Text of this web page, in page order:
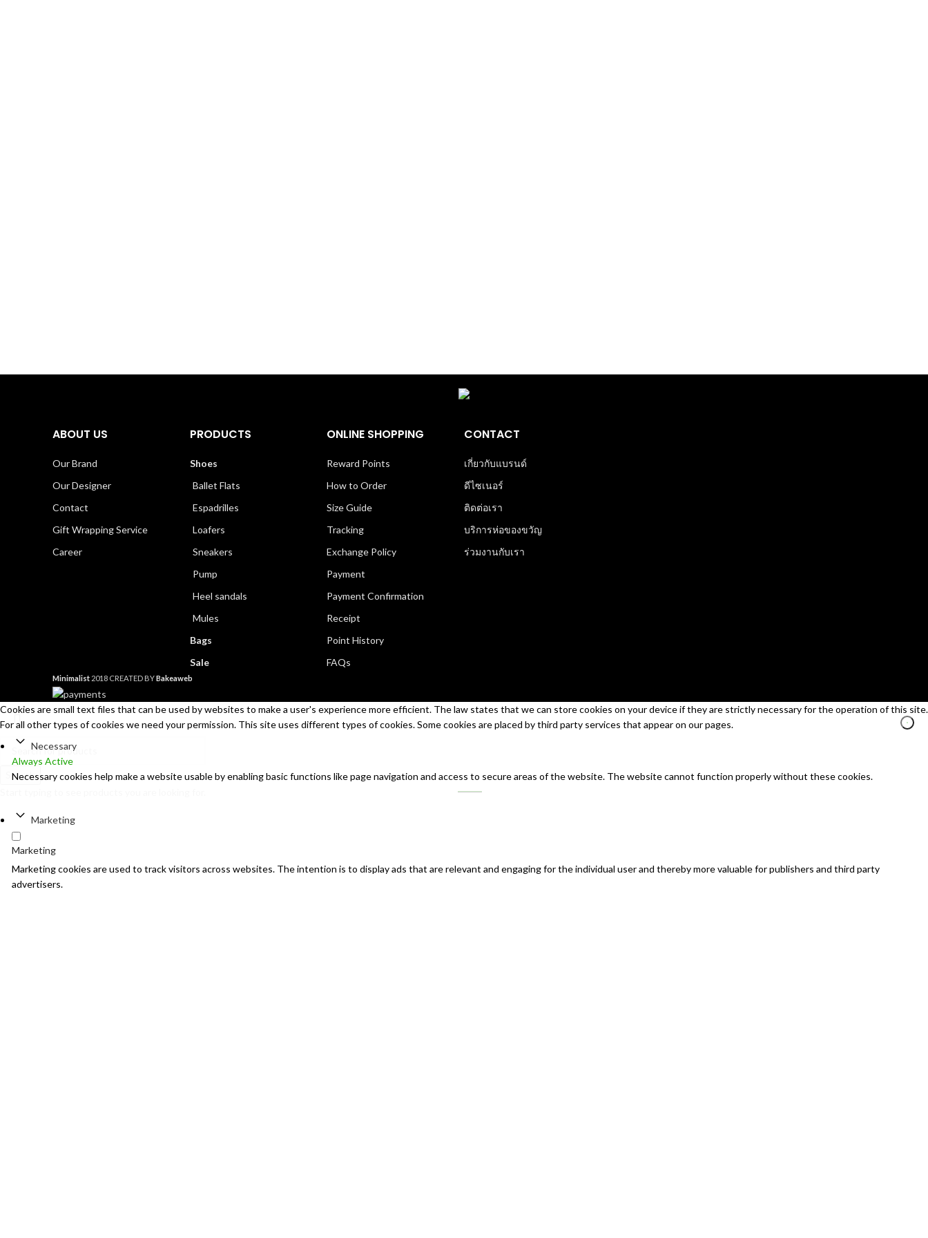
ABOUT US
Our Brand
Our Designer
Contact
Gift Wrapping Service
Career
PRODUCTS
Shoes
Ballet Flats
Espadrilles
Loafers
Sneakers
Pump
Heel sandals
Mules
Bags
Sale
ONLINE SHOPPING
Reward Points
How to Order
Size Guide
Tracking
Exchange Policy
Payment
Payment Confirmation
Receipt
Point History
FAQs
CONTACT
เกี่ยวกับแบรนด์
ดีไซเนอร์
ติดต่อเรา
บริการห่อของขวัญ
ร่วมงานกับเรา
Minimalist 2018 CREATED BYBakeaweb
Search
Cookies are small text files that can be used by websites to make a user's experience more efficient. The law states that we can store cookies on your device if they are strictly necessary for the operation of this site.
For all other types of cookies we need your permission. This site uses different types of cookies. Some cookies are placed by third party services that appear on our pages.
Necessary
Always Active
Necessary cookies help make a website usable by enabling basic functions like page navigation and access to secure areas of the website. The website cannot function properly without these cookies.
Marketing
Marketing
Marketing cookies are used to track visitors across websites. The intention is to display ads that are relevant and engaging for the individual user and thereby more valuable for publishers and third party
advertisers.